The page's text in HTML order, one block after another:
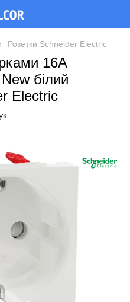
Розетки Schneider Electric
16А
білий
Electric